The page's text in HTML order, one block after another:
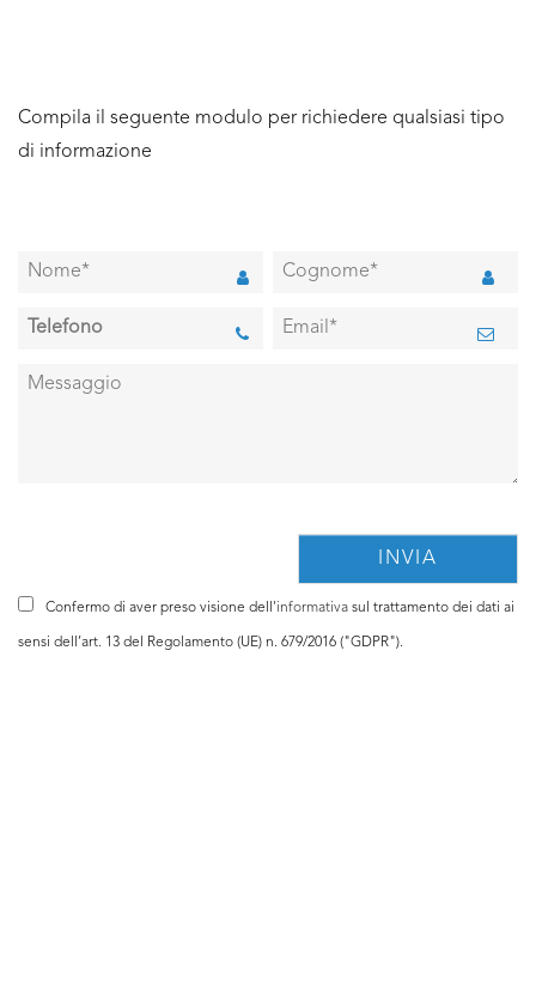
Compila il seguente modulo per richiedere qualsiasi tipo
di informazione
Confermo di aver preso visione dell'informativa sul trattamento dei dati ai
sensi dell’art. 13 del Regolamento (UE) n. 679/2016 ("GDPR").